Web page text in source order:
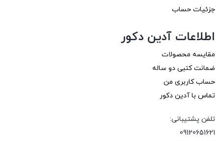
جزئیات حساب
اطلاعات آدین دکور
مقایسه محصولات
ضمانت کتبی دو ساله
حساب کاربری من
تماس با آدین دکور
تلفن پشتیبانی:
09120651621